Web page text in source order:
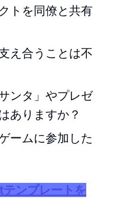
トを同僚と共有
え合うことは不
ンタ」やプレゼ
ありますか？
ームに参加した
ンプレートを